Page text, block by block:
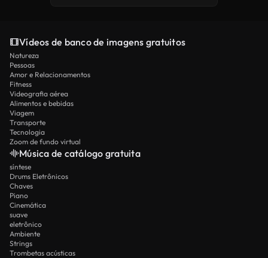
Vídeos de banco de imagens gratuitos
Natureza
Pessoas
Amor e Relacionamentos
Fitness
Videografia aérea
Alimentos e bebidas
Viagem
Transporte
Tecnologia
Zoom de fundo virtual
Música de catálogo gratuita
síntese
Drums Eletrônicos
Chaves
Piano
Cinemática
suave
eletrônico
Ambiente
Strings
Trombetas acústicas